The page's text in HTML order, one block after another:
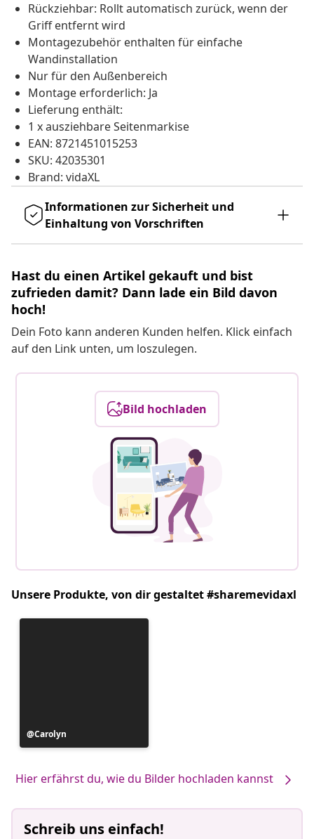
Rückziehbar: Rollt automatisch zurück, wenn der
Griff entfernt wird
Montagezubehör enthalten für einfache
Wandinstallation
Nur für den Außenbereich
Montage erforderlich: Ja
Lieferung enthält:
1 x ausziehbare Seitenmarkise
EAN: 8721451015253
SKU: 42035301
Brand: vidaXL
Informationen zur Sicherheit und
Einhaltung von Vorschriften
Hast du einen Artikel gekauft und bist
zufrieden damit? Dann lade ein Bild davon
hoch!
Dein Foto kann anderen Kunden helfen. Klick einfach
auf den Link unten, um loszulegen.
Bild hochladen
Unsere Produkte, von dir gestaltet #sharemevidaxl
Beitrag
veröffentlicht
Carolyn
Hier erfährst du, wie du Bilder hochladen kannst
Schreib uns einfach!